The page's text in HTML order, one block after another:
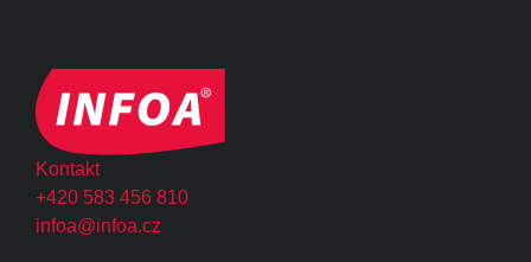
Kontakt
+420 583 456 810
infoa@infoa.cz